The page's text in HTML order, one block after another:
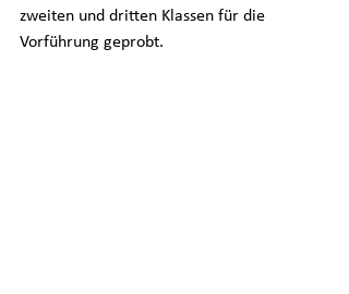
zweiten und dritten Klassen für die
Vorführung geprobt.